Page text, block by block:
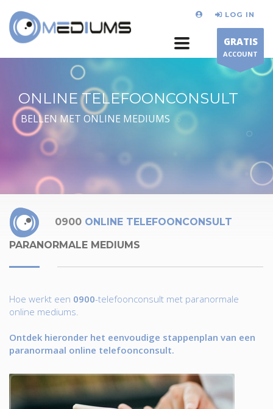
LOG IN
GRATIS
ACCOUNT
ONLINE TELEFOONCONSULT
BELLEN MET ONLINE MEDIUMS
0900 ONLINE TELEFOONCONSULT
PARANORMALE MEDIUMS
Hoe werkt een 0900-telefoonconsult met paranormale
online mediums.
Ontdek hieronder het eenvoudige stappenplan van een
paranormaal online telefoonconsult.